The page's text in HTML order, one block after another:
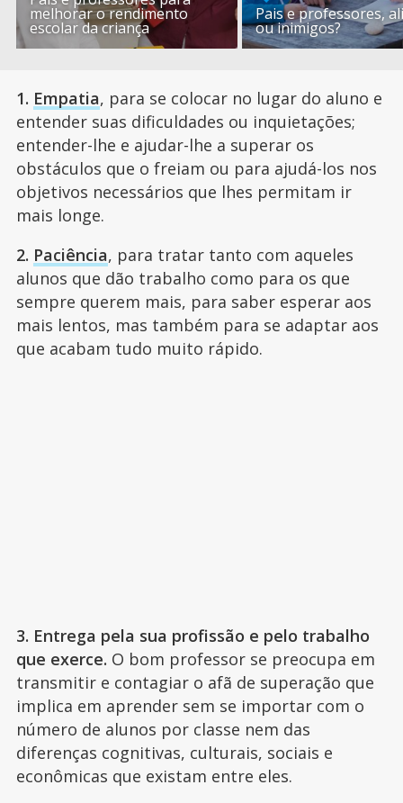
melhorar o rendimento
escolar da criança
Pais e professores,
ou inimigos?
1. Empatia, para se colocar no lugar do aluno e
entender suas dificuldades ou inquietações;
entender-lhe e ajudar-lhe a superar os
obstáculos que o freiam ou para ajudá-los nos
objetivos necessários que lhes permitam ir
mais longe.
2. Paciência, para tratar tanto com aqueles
alunos que dão trabalho como para os que
sempre querem mais, para saber esperar aos
mais lentos, mas também para se adaptar aos
que acabam tudo muito rápido.
3. Entrega pela sua profissão e pelo trabalho
que exerce. O bom professor se preocupa em
transmitir e contagiar o afã de superação que
implica em aprender sem se importar com o
número de alunos por classe nem das
diferenças cognitivas, culturais, sociais e
econômicas que existam entre eles.